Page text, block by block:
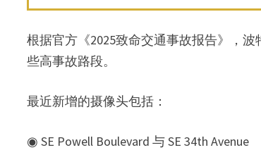
根据官方《2025致命交通事故报告》，
些高事故路段。
最近新增的摄像头包括：
◉ SE Powell Boulevard 与 SE 34th Avenue